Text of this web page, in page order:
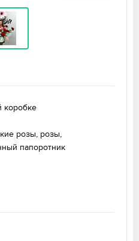
коробке
розы, розы,
папоротник